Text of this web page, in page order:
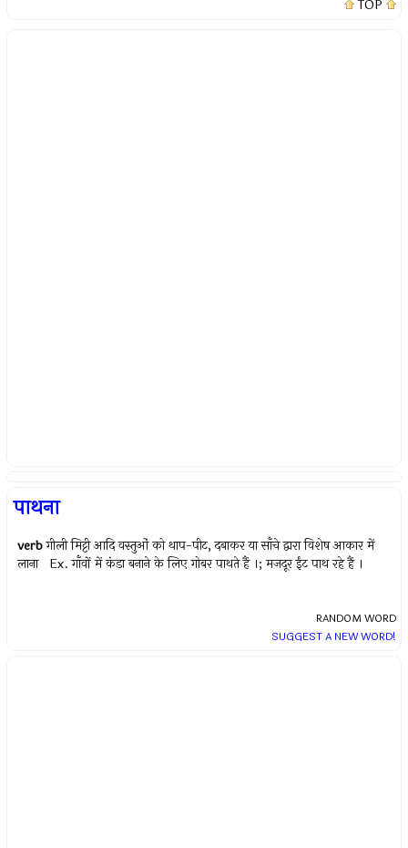
TOP
पाथना
verb गीली मिट्टी आदि वस्तुओं को थाप-पीट, दबाकर या साँचे द्वारा विशेष आकार में
लाना Ex.गाँवों में कंडा बनाने के लिए गोबर पाथते हैं ।;मजदूर ईंट पाथ रहे हैं ।
RANDOM WORD
SUGGEST A NEW WORD!